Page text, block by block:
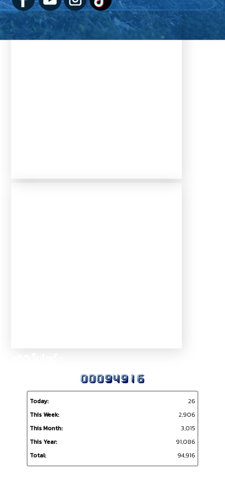
Today:
26
This Week:
2,906
This Month:
3,015
This Year:
91,086
Total:
94,916